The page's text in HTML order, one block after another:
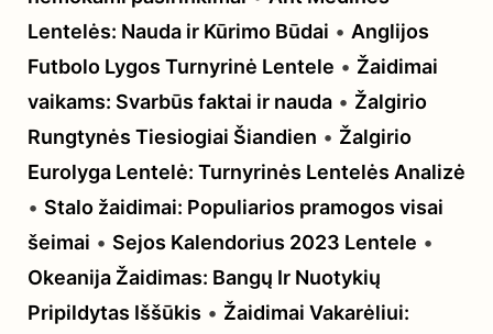
Lentelės: Nauda ir Kūrimo Būdai • Anglijos
Futbolo Lygos Turnyrinė Lentele • Žaidimai
vaikams: Svarbūs faktai ir nauda • Žalgirio
Rungtynės Tiesiogiai Šiandien • Žalgirio
Eurolyga Lentelė: Turnyrinės Lentelės Analizė
• Stalo žaidimai: Populiarios pramogos visai
šeimai • Sejos Kalendorius 2023 Lentele •
Okeanija Žaidimas: Bangų Ir Nuotykių
Pripildytas Iššūkis • Žaidimai Vakarėliui: